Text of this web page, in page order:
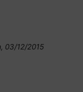
03/12/2015